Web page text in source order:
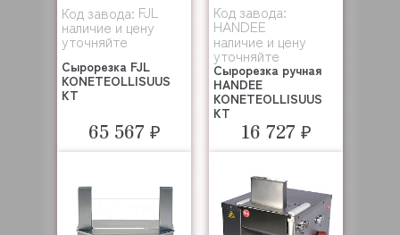
Код завода: FJL
наличие и цену
уточняйте
Сырорезка FJL
KONETEOLLISUUS
KT
65 567 ₽
Код завода:
HANDEE
наличие и цену
уточняйте
Сырорезка ручная
HANDEE
KONETEOLLISUUS
KT
16 727 ₽